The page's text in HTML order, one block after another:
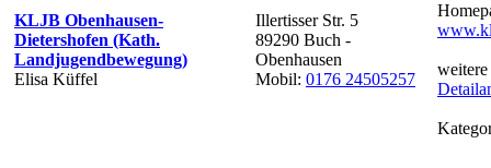
KLJB Obenhausen-
Dietershofen (Kath.
Landjugendbewegung)
Elisa Küffel
Illertisser Str. 5
89290 Buch -
Obenhausen
Mobil: 0176 24505257